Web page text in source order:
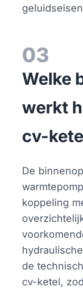
03
Welke
werkt
cv-
De
koppeling
de
cv-ketel,